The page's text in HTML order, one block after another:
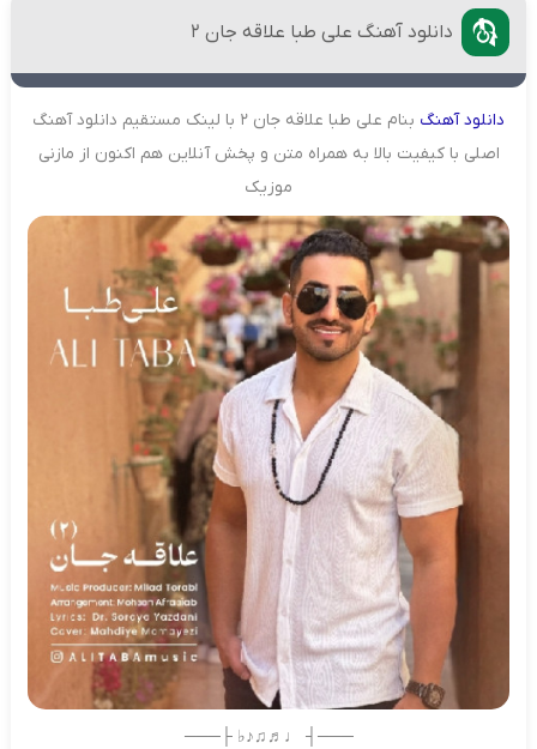
دانلود آهنگ علی طبا علاقه جان ۲
دانلودآهنگ
بنام علی طبا علاقه جان ۲ با لینک مستقیم دانلود آهنگ
اصلی با کیفیت بالا به همراه متن و پخش آنلاین هم اکنون از مازنی
موزیک
───┤ ♩♬♫♪♭ ├───